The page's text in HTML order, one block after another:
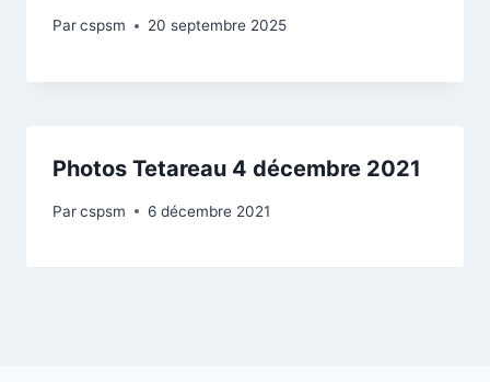
Parcspsm 20 septembre 2025
Photos Tetareau 4 décembre 2021
Parcspsm 6 décembre 2021